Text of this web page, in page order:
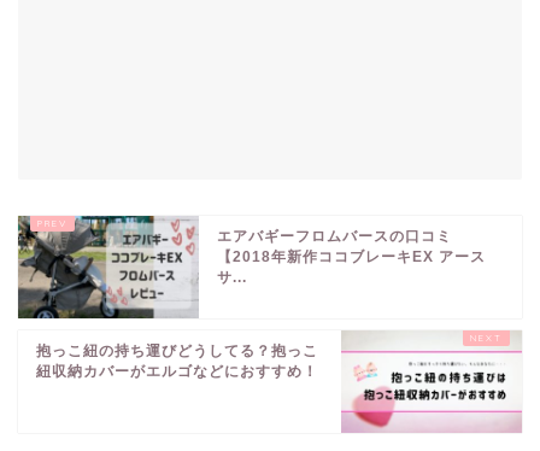
エアバギーフロムバースの口コミ
【2018年新作ココブレーキEX アース
サ...
抱っこ紐の持ち運びどうしてる？抱っこ
紐収納カバーがエルゴなどにおすすめ！